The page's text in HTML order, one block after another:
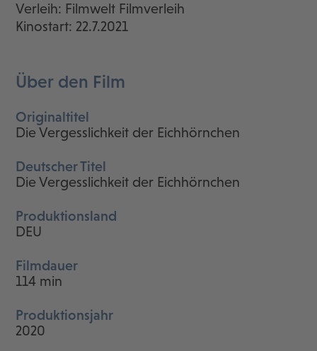
Verleih: Filmwelt Filmverleih
Kinostart: 22.7.2021
Über den Film
Originaltitel
Die Vergesslichkeit der Eichhörnchen
Deutscher Titel
Die Vergesslichkeit der Eichhörnchen
Produktionsland
DEU
Filmdauer
114 min
Produktionsjahr
2020